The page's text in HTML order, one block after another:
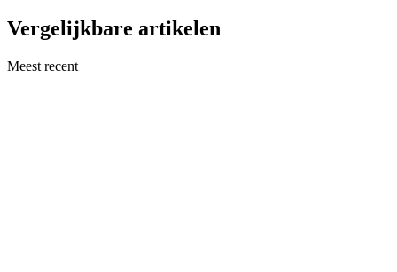
Vergelijkbare artikelen
Meest recent